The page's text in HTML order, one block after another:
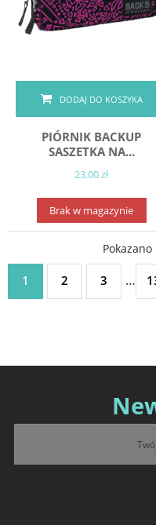
DODAJ DO KOSZYKA
PIÓRNIK BACKUP
SASZETKA NA...
23,00 zł
Brak w magazynie
1 2 3 …